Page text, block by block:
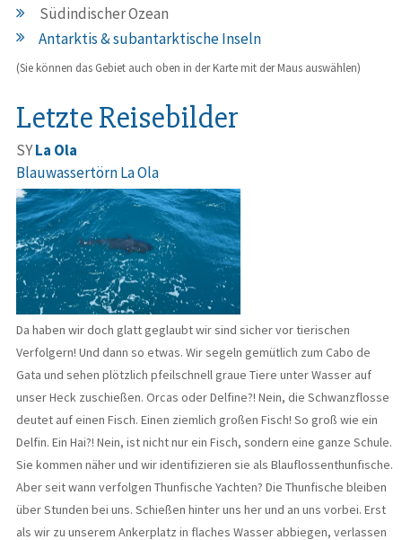
Südindischer Ozean
Antarktis & subantarktische Inseln
(Sie können das Gebiet auch oben in der Karte mit der Maus auswählen)
Letzte Reisebilder
SYLa Ola
Blauwassertörn La Ola
Da haben wir doch glatt geglaubt wir sind sicher vor tierischen
Verfolgern! Und dann so etwas. Wir segeln gemütlich zum Cabo de
Gata und sehen plötzlich pfeilschnell graue Tiere unter Wasser auf
unser Heck zuschießen. Orcas oder Delfine?! Nein, die Schwanzflosse
deutet auf einen Fisch. Einen ziemlich großen Fisch! So groß wie ein
Delfin. Ein Hai?! Nein, ist nicht nur ein Fisch, sondern eine ganze Schule.
Sie kommen näher und wir identifizieren sie als Blauflossenthunfische.
Aber seit wann verfolgen Thunfische Yachten? Die Thunfische bleiben
über Stunden bei uns. Schießen hinter uns her und an uns vorbei. Erst
als wir zu unserem Ankerplatz in flaches Wasser abbiegen, verlassen